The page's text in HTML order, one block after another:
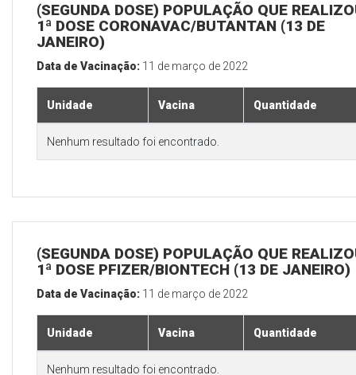
(SEGUNDA DOSE) POPULAÇÃO QUE
1ª DOSE CORONAVAC/BUTANTAN (13 DE
JANEIRO)
Data de Vacinação: 11 de março de 2022
Unidade Vacina Quantidade
Nenhum resultado foi encontrado.
(SEGUNDA DOSE) POPULAÇÃO QUE
1ª DOSE PFIZER/BIONTECH (13 DE JANEIRO)
Data de Vacinação: 11 de março de 2022
Unidade Vacina Quantidade
Nenhum resultado foi encontrado.